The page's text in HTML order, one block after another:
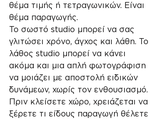
θέμα τιμής ή τετραγωνικών. Είναι
θέμα παραγωγής.
Το σωστό studio μπορεί να σας
γλιτώσει χρόνο, άγχος και λάθη. Το
λάθος studio μπορεί να κάνει
ακόμα και μια απλή φωτογράφιση
να μοιάζει με αποστολή ειδικών
δυνάμεων, χωρίς τον ενθουσιασμό.
Πριν κλείσετε χώρο, χρειάζεται να
ξέρετε τι είδους παραγωγή θέλετε